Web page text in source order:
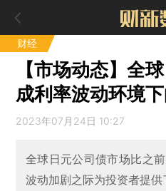
财经
【市场动态】全
成利率波动环境
2023年07月24日 10:27
全球日元公司债市场比之
波动加剧之际为投资者提供